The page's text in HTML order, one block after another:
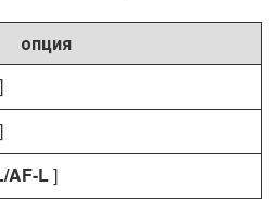
опция
]
]
AF-L]